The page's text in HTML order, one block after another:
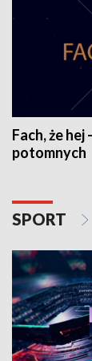
Fach, że
potomnych
SPORT